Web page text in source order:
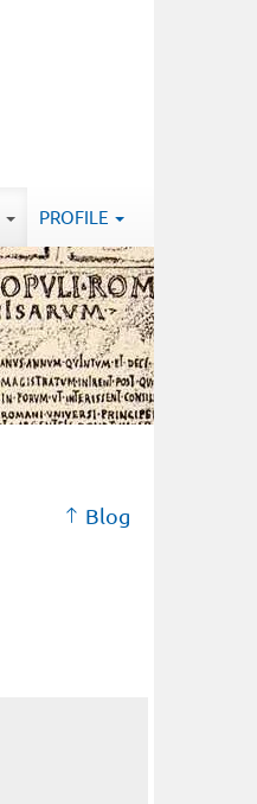
PROFILE
Blog